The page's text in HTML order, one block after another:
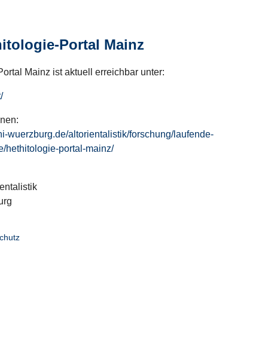
Portal Mainz
Mainz ist aktuell erreichbar unter:
wuerzburg.de/altorientalistik/forschung/laufende-
hethitologie-portal-mainz/